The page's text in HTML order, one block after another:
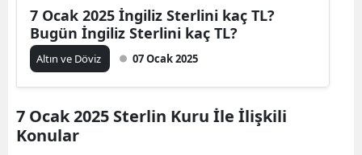
7 Ocak 2025 İngiliz Sterlini kaç TL?
Bugün İngiliz Sterlini kaç TL?
Altın ve Döviz 07 Ocak 2025
7 Ocak 2025 Sterlin Kuru İle İlişkili
Konular